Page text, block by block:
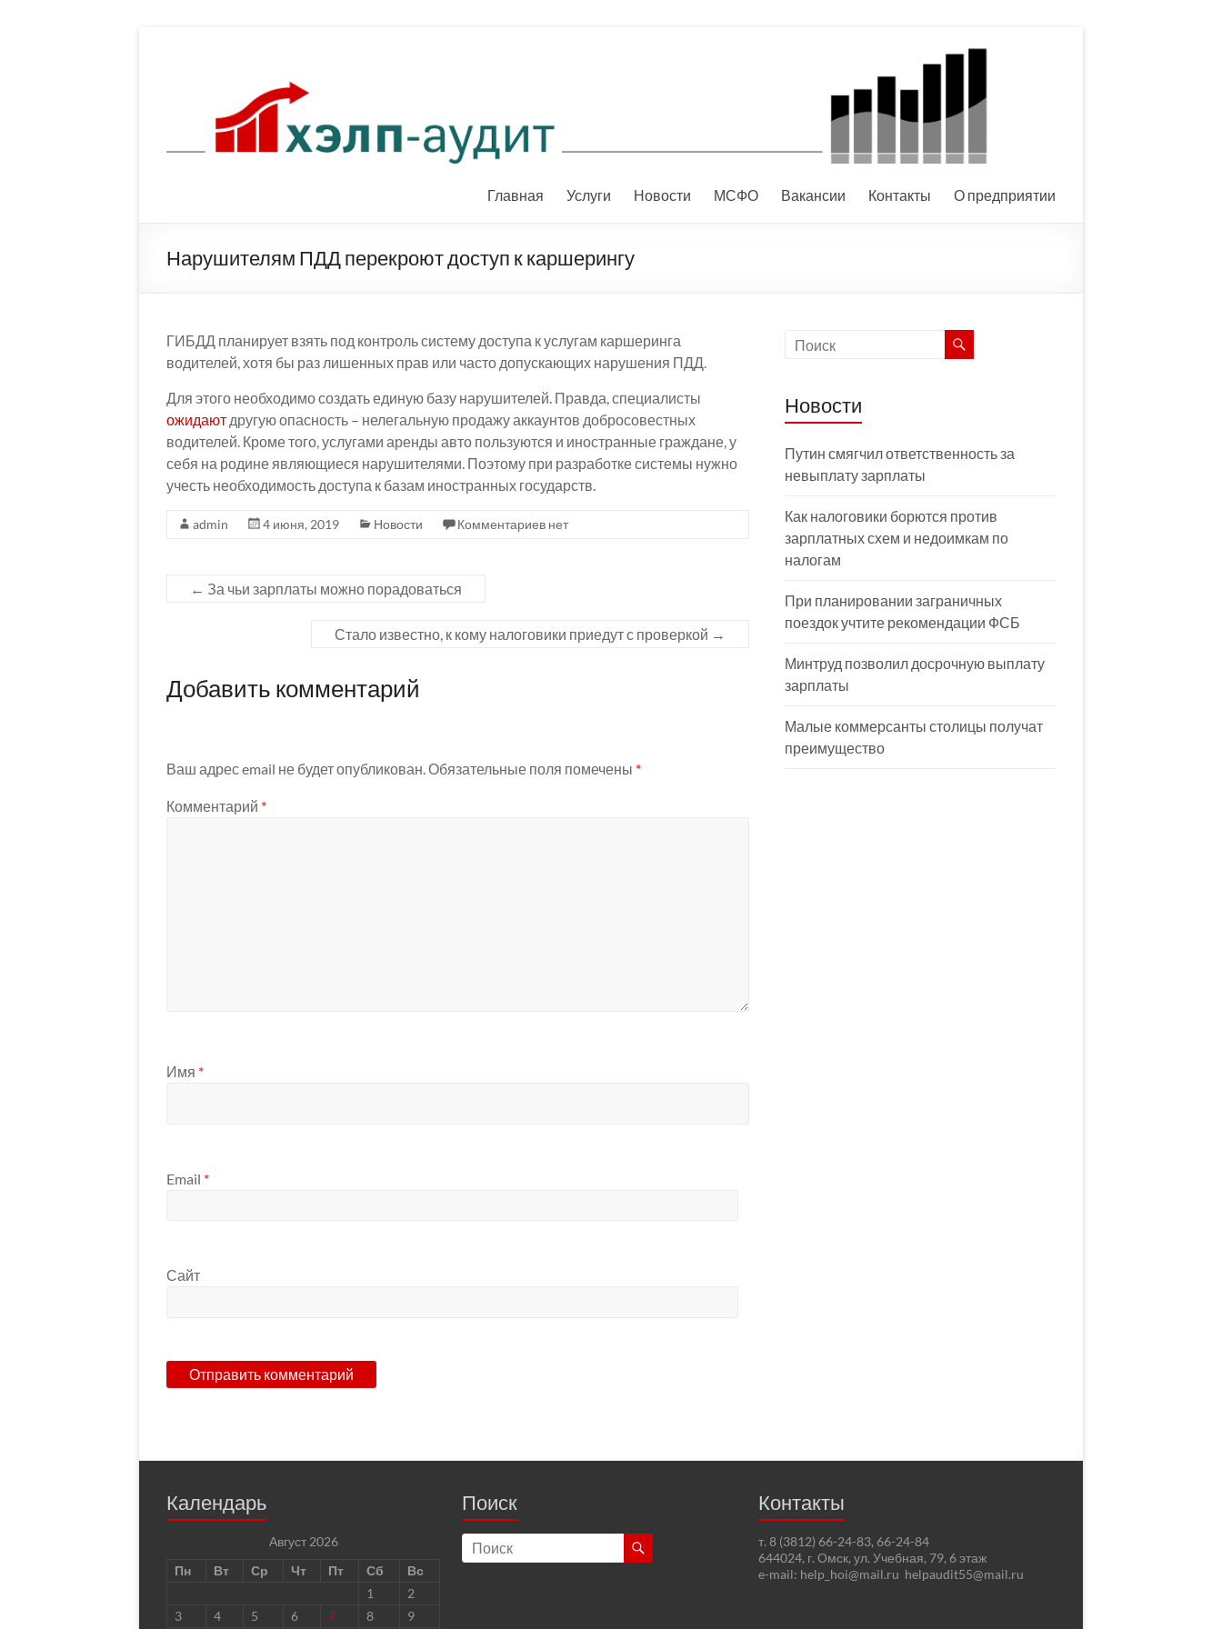
Главная Услуги Новости МСФО Вакансии Контакты О предприятии
Нарушителям ПДД перекроют доступ к каршерингу
ГИБДД планирует взять под контроль систему доступа к услугам каршеринга
водителей, хотя бы раз лишенных прав или часто допускающих нарушения ПДД.
Для этого необходимо создать единую базу нарушителей. Правда, специалисты
ожидают другую опасность – нелегальную продажу аккаунтов добросовестных
водителей. Кроме того, услугами аренды авто пользуются и иностранные граждане, у
себя на родине являющиеся нарушителями. Поэтому при разработке системы нужно
учесть необходимость доступа к базам иностранных государств.
admin 4 июня, 2019 Новости Комментариев нет
← За чьи зарплаты можно порадоваться
Стало известно, к кому налоговики приедут с проверкой →
Добавить комментарий
Ваш адрес email не будет опубликован. Обязательные поля помечены *
Комментарий *
Имя *
Email *
Сайт
Новости
Путин смягчил ответственность за
невыплату зарплаты
Как налоговики борются против
зарплатных схем и недоимкам по
налогам
При планировании заграничных
поездок учтите рекомендации ФСБ
Минтруд позволил досрочную выплату
зарплаты
Малые коммерсанты столицы получат
преимущество
Календарь
Август 2026
Пн
Вт Ср Чт Пт Сб
Вс
1
2
3
4 5 6 7 8 9
Поиск Контакты
т. 8 (3812) 66-24-83, 66-24-84
644024, г. Омск, ул. Учебная, 79, 6 этаж
e-mail: help_hoi@mail.ru helpaudit55@mail.ru